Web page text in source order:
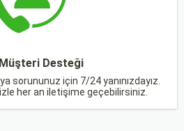
Desteği
sorununuz için 7/24 yanınızdayız.
her an iletişime geçebilirsiniz.